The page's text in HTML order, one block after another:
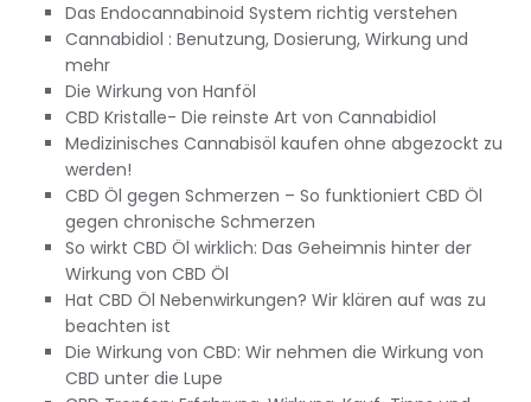
Das Endocannabinoid System richtig verstehen
Cannabidiol : Benutzung, Dosierung, Wirkung und
mehr
Die Wirkung von Hanföl
CBD Kristalle- Die reinste Art von Cannabidiol
Medizinisches Cannabisöl kaufen ohne abgezockt zu
werden!
CBD Öl gegen Schmerzen – So funktioniert CBD Öl
gegen chronische Schmerzen
So wirkt CBD Öl wirklich: Das Geheimnis hinter der
Wirkung von CBD Öl
Hat CBD Öl Nebenwirkungen? Wir klären auf was zu
beachten ist
Die Wirkung von CBD: Wir nehmen die Wirkung von
CBD unter die Lupe